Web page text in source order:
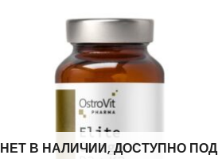
НЕТ В НАЛИЧИИ, ДОСТУПНО ПОД